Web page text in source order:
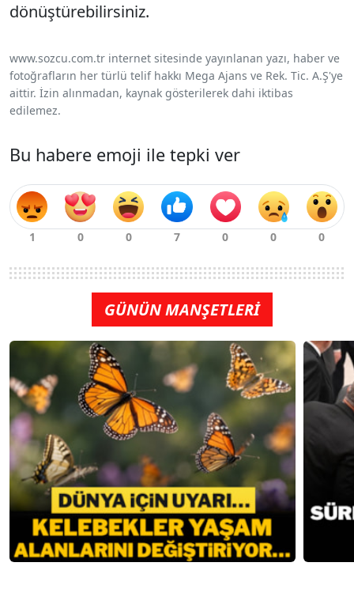
dönüştürebilirsiniz.
www.sozcu.com.tr internet sitesinde yayınlanan yazı, haber ve
fotoğrafların her türlü telif hakkı Mega Ajans ve Rek. Tic. A.Ş'ye
aittir. İzin alınmadan, kaynak gösterilerek dahi iktibas
edilemez.
Bu habere emoji ile tepki ver
GÜNÜN MANŞETLERİ